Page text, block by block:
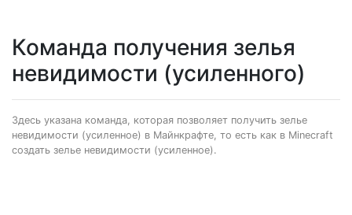
Команда получения зелья
невидимости (усиленного)
Здесь указана команда, которая позволяет получить зелье
невидимости (усиленное) в Майнкрафте, то есть как в Minecraft
создать зелье невидимости (усиленное).